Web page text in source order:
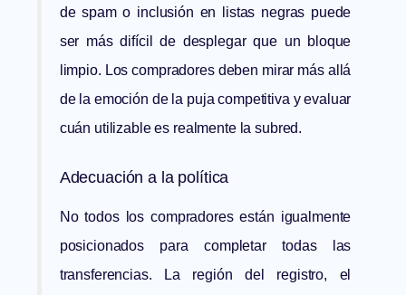
de spam o inclusión en listas negras puede
ser más difícil de desplegar que un bloque
limpio. Los compradores deben mirar más allá
de la emoción de la puja competitiva y evaluar
cuán utilizable es realmente la subred.
Adecuación a la política
No todos los compradores están igualmente
posicionados para completar todas las
transferencias. La región del registro, el